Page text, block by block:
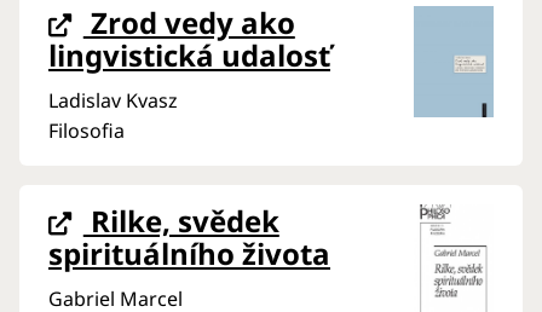
Zrod vedy ako
lingvistická udalosť
Ladislav Kvasz
Filosofia
Rilke, svědek
spirituálního života
Gabriel Marcel